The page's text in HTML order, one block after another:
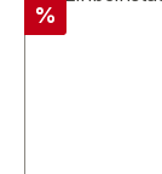
Rabatt
%